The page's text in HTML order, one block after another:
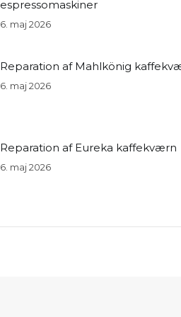
espressomaskiner
6. maj 2026
Reparation af Mahlkönig
6. maj 2026
Reparation af Eureka kaffekværn
6. maj 2026